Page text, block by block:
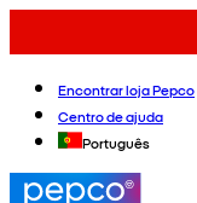
Encontrar loja Pepco
Centro de ajuda
Português